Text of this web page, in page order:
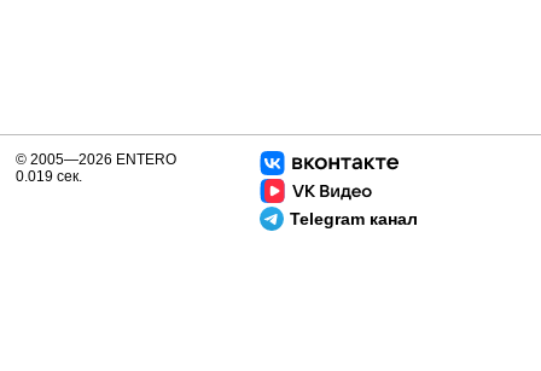
Telegram канал
© 2005—2026 ENTERO
0.019 сек.